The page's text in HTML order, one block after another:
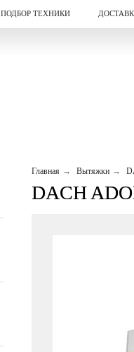
ПОДБОР ТЕХНИКИ
Главная Вытяжки
DACH